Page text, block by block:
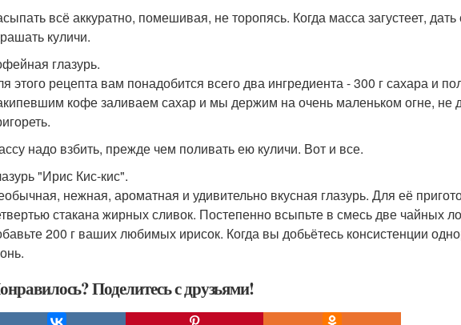
всё аккуратно, помешивая, не торопясь. Когда масса загустеет,
куличи.
глазурь.
этого рецепта вам понадобится всего два ингредиента - 300 г сахара и
кофе заливаем сахар и мы держим на очень маленьком огне, не
надо взбить, прежде чем поливать ею куличи. Вот и все.
"Ирис Кис-кис".
нежная, ароматная и удивительно вкусная глазурь. Для её
стакана жирных сливок. Постепенно всыпьте в смесь две чайных
200 г ваших любимых ирисок. Когда вы добьётесь консистенции
Поделитесь с друзьями!